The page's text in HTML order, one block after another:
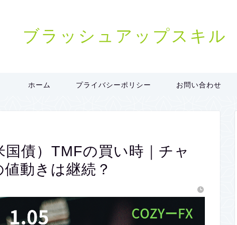
ブラッシュアップスキル
ホーム プライバシーポリシー お問い合わせ
債）TMFの買い時｜チャ
動きは継続？